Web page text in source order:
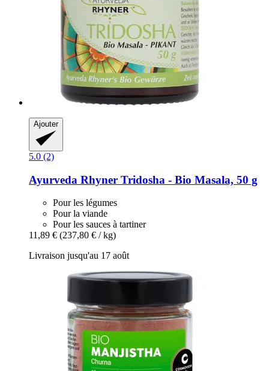
Ajouter
5.0 (2)
Ayurveda Rhyner Tridosha -​ Bio Masala, 50 g
Pour les légumes
Pour la viande
Pour les sauces à tartiner
11,89 € (237,80 € / kg)
Livraison jusqu'au 17 août